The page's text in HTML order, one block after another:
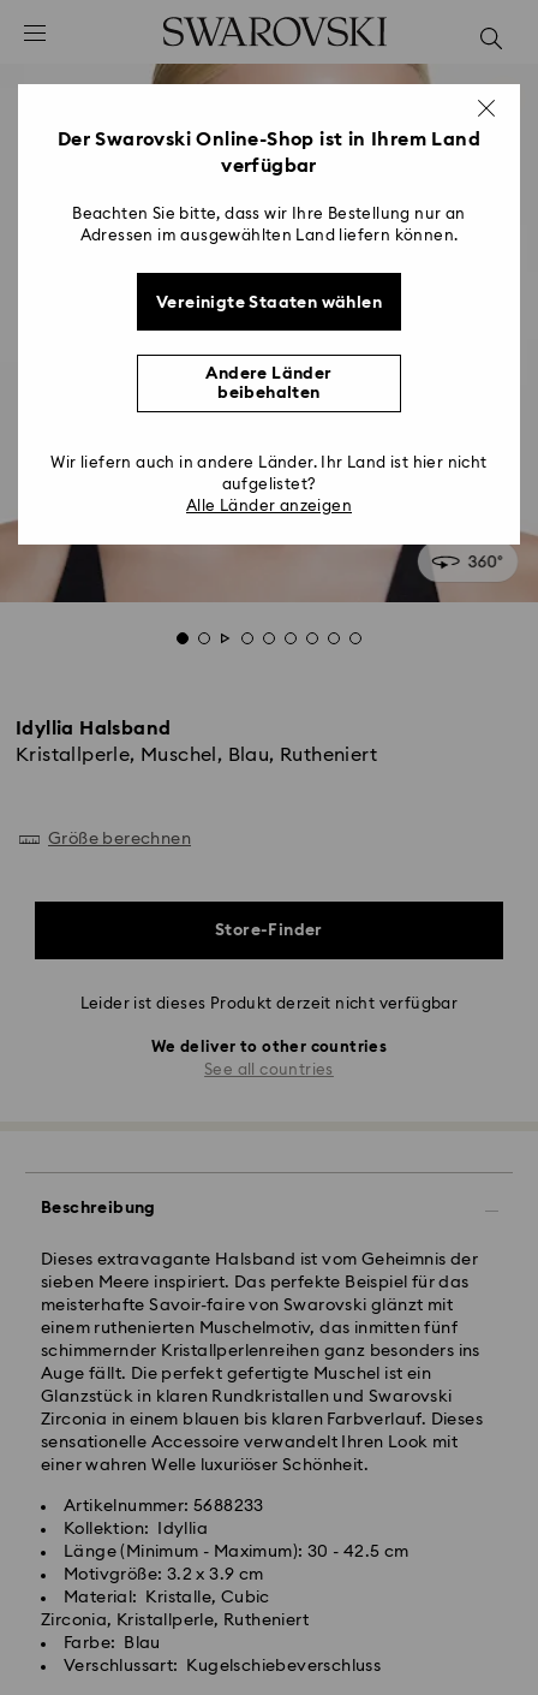
Liste Tastaturkürzel
2 - Footer
Idyllia Halsband
Kristallperle, Muschel, Blau, Rutheniert
Größe berechnen
Store-Finder
Leider ist dieses Produkt derzeit nicht verfügbar
We deliver to other countries
See all countries
Beschreibung
Dieses extravagante Halsband ist vom Geheimnis der
sieben Meere inspiriert. Das perfekte Beispiel für das
meisterhafte Savoir-faire von Swarovski glänzt mit
einem ruthenierten Muschelmotiv, das inmitten fünf
schimmernder Kristallperlenreihen ganz besonders ins
Auge fällt. Die perfekt gefertigte Muschel ist ein
Glanzstück in klaren Rundkristallen und Swarovski
Zirconia in einem blauen bis klaren Farbverlauf. Dieses
sensationelle Accessoire verwandelt Ihren Look mit
einer wahren Welle luxuriöser Schönheit.
Artikelnummer: 5688233
Kollektion: Idyllia
Länge (Minimum - Maximum): 30 - 42.5 cm
Motivgröße: 3.2 x 3.9 cm
Material: Kristalle, Cubic
Zirconia, Kristallperle, Rutheniert
Farbe: Blau
Verschlussart: Kugelschiebeverschluss
Der Swarovski Online-Shop ist in Ihrem Land
verfügbar
Beachten Sie bitte, dass wir Ihre Bestellung nur an
Adressen im ausgewählten Land liefern können.
Vereinigte Staaten wählen
Andere Länder
beibehalten
Wir liefern auch in andere Länder. Ihr Land ist hier nicht
aufgelistet?
Alle Länder anzeigen